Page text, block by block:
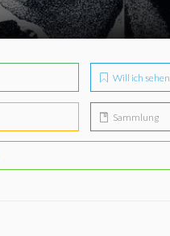
Will ich sehen
Sammlung